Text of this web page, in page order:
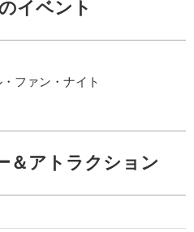
イベント
ファン・ナイト
＆アトラクション